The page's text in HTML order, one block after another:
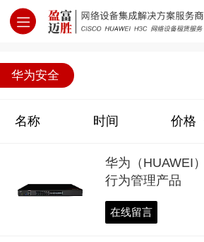
华为安全
名称 时间 价格
华为（HUAWEI
行为管理产品
在线留言